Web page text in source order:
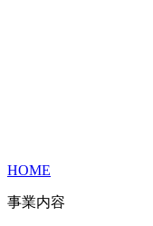
HOME
事業内容